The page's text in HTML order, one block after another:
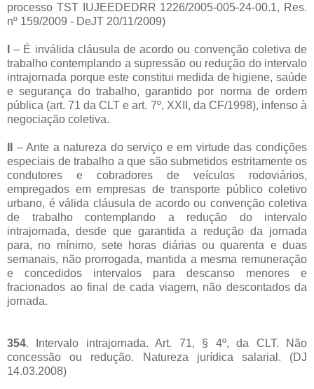
processo TST IUJEEDEDRR 1226/2005-005-24-00.1, Res.
nº 159/2009 - DeJT 20/11/2009)
– É inválida cláusula de acordo ou convenção coletiva de
trabalho contemplando a supressão ou redução do intervalo
intrajornada porque este constitui medida de higiene, saúde
e segurança do trabalho, garantido por norma de ordem
pública (art. 71 da CLT e art. 7º, XXII, da CF/1998), infenso à
negociação coletiva.
– Ante a natureza do serviço e em virtude das condições
especiais de trabalho a que são submetidos estritamente os
condutores e cobradores de veículos rodoviários,
empregados em empresas de transporte público coletivo
urbano, é válida cláusula de acordo ou convenção coletiva
de trabalho contemplando a redução do intervalo
intrajornada, desde que garantida a redução da jornada
para, no mínimo, sete horas diárias ou quarenta e duas
semanais, não prorrogada, mantida a mesma remuneração
e concedidos intervalos para descanso menores e
fracionados ao final de cada viagem, não descontados da
jornada.
354. Intervalo intrajornada. Art. 71, § 4º, da CLT. Não
concessão ou redução. Natureza jurídica salarial. (DJ
14.03.2008)